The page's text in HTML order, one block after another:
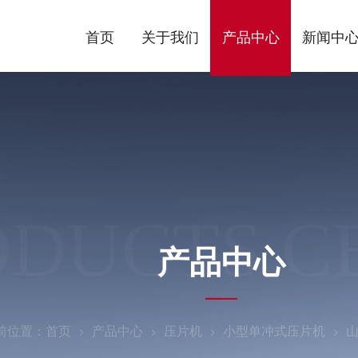
首页 关于我们 产品中心 新闻中
产品中心
位置： 首页 产品中心 压片机 小型单冲式压片机